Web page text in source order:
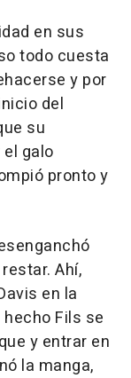
en sus
todo cuesta
y por
del
su
galo
pronto y
Ahí,
en la
Fils se
y entrar en
la manga,